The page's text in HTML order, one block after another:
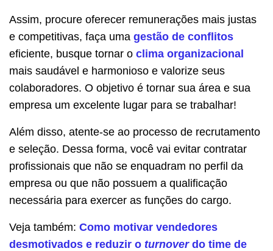
Assim, procure oferecer remunerações mais justas
e competitivas, faça uma gestão de conflitos
eficiente, busque tornar o clima organizacional
mais saudável e harmonioso e valorize seus
colaboradores. O objetivo é tornar sua área e sua
empresa um excelente lugar para se trabalhar!
Além disso, atente-se ao processo de recrutamento
e seleção. Dessa forma, você vai evitar contratar
profissionais que não se enquadram no perfil da
empresa ou que não possuem a qualificação
necessária para exercer as funções do cargo.
Veja também: Como motivar vendedores
desmotivados e reduzir o turnoverdo time de